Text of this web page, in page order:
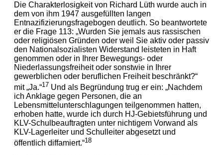
Die Charakterlosigkeit von Richard Lüth wurde auch in
dem von ihm 1947 ausgefüllten langen
Entnazifizierungsfragebogen deutlich. So beantwortete
er die Frage 113: „Wurden Sie jemals aus rassischen
oder religiösen Gründen oder weil Sie aktiv oder passiv
den Nationalsozialisten Widerstand leisteten in Haft
genommen oder in Ihrer Bewegungs- oder
Niederlassungsfreiheit oder sonstwie in Ihrer
gewerblichen oder beruflichen Freiheit beschränkt?“
mit „Ja.“17 Und als Begründung trug er ein: „Nachdem
ich Anklage gegen Personen, die an
Lebensmittelunterschlagungen teilgenommen hatten,
erhoben hatte, wurde ich durch HJ-Gebietsführung und
KLV-Schulbeauftragten unter nichtigem Vorwand als
KLV-Lagerleiter und Schulleiter abgesetzt und
öffentlich diffamiert.“18